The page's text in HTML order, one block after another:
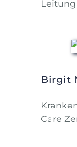
Leitung
Birgit
Care